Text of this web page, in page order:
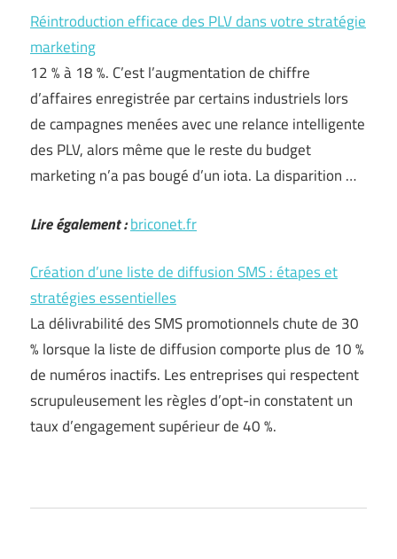
Réintroduction efficace des PLV dans votre stratégie
marketing
12 % à 18 %. C’est l’augmentation de chiffre
d’affaires enregistrée par certains industriels lors
de campagnes menées avec une relance intelligente
des PLV, alors même que le reste du budget
marketing n’a pas bougé d’un iota. La disparition …
Lire également :briconet.fr
Création d’une liste de diffusion SMS : étapes et
stratégies essentielles
La délivrabilité des SMS promotionnels chute de 30
% lorsque la liste de diffusion comporte plus de 10 %
de numéros inactifs. Les entreprises qui respectent
scrupuleusement les règles d’opt-in constatent un
taux d’engagement supérieur de 40 %.